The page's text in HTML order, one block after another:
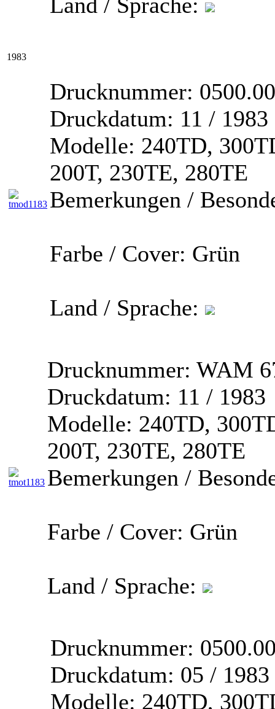
1983
Drucknummer:
Druckdatum: 11 / 1983
Modelle: 240TD,
200T, 230TE, 280TE
Bemerkungen /
Farbe / Cover: Grün
Land / Sprache:
Drucknummer: WAM
Druckdatum: 11 / 1983
Modelle: 240TD,
200T, 230TE, 280TE
Bemerkungen /
Farbe / Cover: Grün
Land / Sprache:
Drucknummer:
Druckdatum: 05 / 1983
Modelle: 240TD,